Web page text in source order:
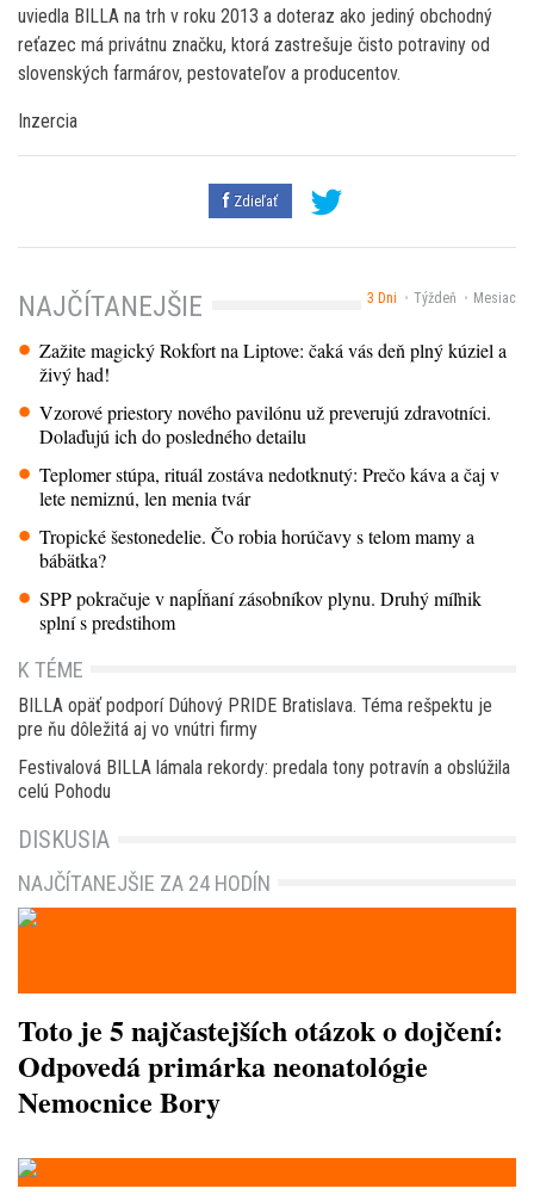
uviedla BILLA na trh v roku 2013 a doteraz ako jediný obchodný
reťazec má privátnu značku, ktorá zastrešuje čisto potraviny od
slovenských farmárov, pestovateľov a producentov.
Inzercia
Zdieľať
3 Dni Týždeň Mesiac
NAJČÍTANEJŠIE
Zažite magický Rokfort na Liptove: čaká vás deň plný kúziel a
živý had!
Vzorové priestory nového pavilónu už preverujú zdravotníci.
Dolaďujú ich do posledného detailu
Teplomer stúpa, rituál zostáva nedotknutý: Prečo káva a čaj v
lete nemiznú, len menia tvár
Tropické šestonedelie. Čo robia horúčavy s telom mamy a
bábätka?
SPP pokračuje v napĺňaní zásobníkov plynu. Druhý míľnik
splní s predstihom
K TÉME
BILLA opäť podporí Dúhový PRIDE Bratislava. Téma rešpektu je
pre ňu dôležitá aj vo vnútri firmy
Festivalová BILLA lámala rekordy: predala tony potravín a obslúžila
celú Pohodu
DISKUSIA
NAJČÍTANEJŠIE ZA 24 HODÍN
Toto je 5 najčastejších otázok o dojčení:
Odpovedá primárka neonatológie
Nemocnice Bory